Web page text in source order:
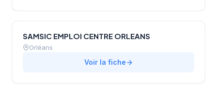
SAMSIC EMPLOI CENTRE ORLEANS
Orléans
Voir la fiche